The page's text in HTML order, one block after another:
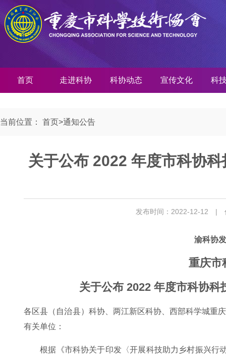
首页 走进科协 科协动态 宣传文化 科
当前位置： 首页>通知公告
关于公布 2022 年度市科协
发布时间：2022-12-12 |
渝科协
重庆市
关于公布 2022 年度市科协
各区县（自治县）科协、两江新区科协、西部科学城重
有关单位：
根据《市科协关于印发〈开展科技助力乡村振兴行